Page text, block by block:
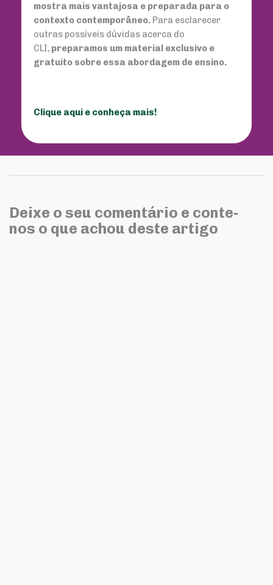
mostra mais vantajosa e preparada para o
contexto contemporâneo. Para esclarecer
outras possíveis dúvidas acerca do
CLI, preparamos um material exclusivo e
gratuito sobre essa abordagem de ensino.
Clique aqui e conheça mais!
Deixe o seu comentário e conte-
nos o que achou deste artigo